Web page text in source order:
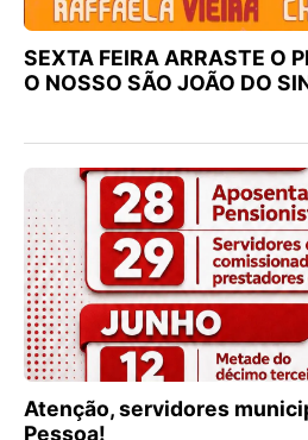
SEXTA FEIRA ARRASTE O
O NOSSO SÃO JOÃO DO
Atenção, servidores
Pessoa!